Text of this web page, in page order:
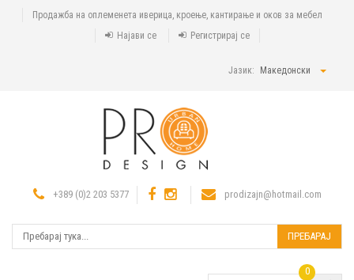
Продажба на оплеменета иверица, кроење, кантирање и оков за мебел
Најави се
Регистрирај се
Јазик: Македонски
+389 (0)2 203 5377 prodizajn@hotmail.com
ПРЕБАРАЈ
0